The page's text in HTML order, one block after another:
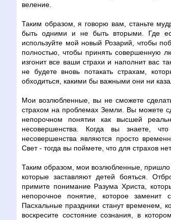
веление.
Таким образом, я говорю вам, станьте
быть одними и не быть вторыми. Где
используйте мой новый Розарий, чтобы
полностью, чтобы принять совершенную
изгонит все ваши страхи и наполнит вас
не будете вновь потакать страхам,
обходиться, какими бы важными они ни
Мои возлюбленные, вы не сможете
страхом на проблемах Земли. Вы можете
непорочном понятии как высшей
несовершенства. Когда вы знаете,
несовершенства являются просто
Свет - тогда вы поймете, что для страхов
Таким образом, мои возлюбленные, пришло
которые заставляют детей бояться.
примите понимание Разума Христа,
непорочное понятие, которое заменит
Пасхальные праздники станут временем,
воскресите состояние сознания, в